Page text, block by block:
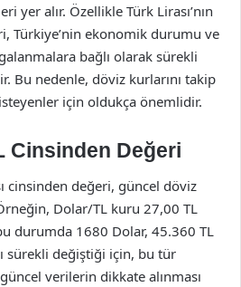
yer alır. Özellikle Türk Lirası’nın
Türkiye’nin ekonomik durumu ve
bağlı olarak sürekli
Bu nedenle, döviz kurlarını takip
için oldukça önemlidir.
Cinsinden Değeri
cinsinden değeri, güncel döviz
Dolar/TL kuru 27,00 TL
durumda 1680 Dolar, 45.360 TL
sürekli değiştiği için, bu tür
verilerin dikkate alınması